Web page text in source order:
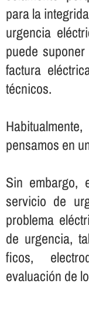
para la
urgencia
puede
factura
técnicos.
pensamos en
Sin embargo,
servicio de
problema
de urgencia,
ficos,
evaluación de